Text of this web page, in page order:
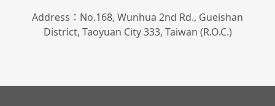
Address：No.168, Wunhua 2nd Rd., Gueishan
District, Taoyuan City 333, Taiwan (R.O.C.)